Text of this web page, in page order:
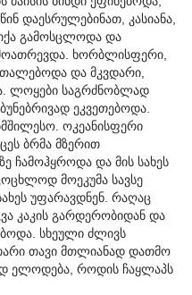
დაესრულებინათ, კასიანა,
გამოსცლოდა და
ხორბლისფერი,
და მკვდარი,
ლოყები საგრძნობლად
ეკვეთებოდა.
ოკეანისფერი
ბრმა მზერით
ჩამოჰყროდა და მის სახეს
მოეკუმა სავსე
უფარავდნენ. რაღაც
კაკის გარდერობიდან და
სხეული ძლივს
თავი მთლიანად დათმო
ელოდება, როდის ჩაყლაპს